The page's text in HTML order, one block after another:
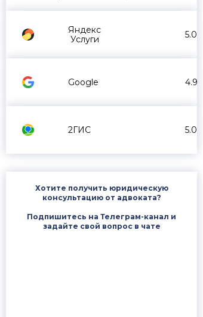
Яндекс
Услуги
5.0
Google 4.9
2ГИС 5.0
Хотите получить юридическую
консультацию от адвоката?
Подпишитесь на Телеграм-канал и
задайте свой вопрос в чате